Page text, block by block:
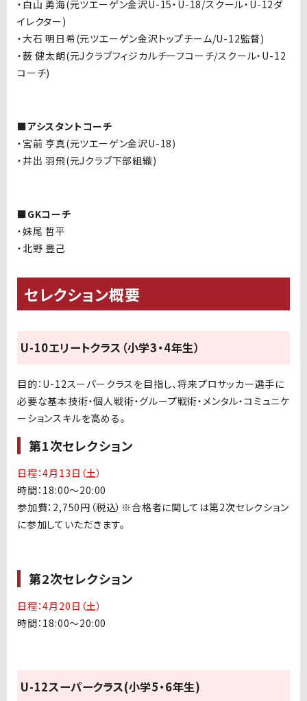
・白山 勇海(元ツエーゲン金沢U-15・ U-18/スクール・ U-12ダ
イレクター)
・大石 明日希(元ツエーゲン金沢トップチーム/U-12監督)
・薮 健太朗(元Jクラブフィジカルチーフコーチ/スクール・ U-12
コーチ)
■アシスタントコーチ
・宮前 亨真(元ツエーゲン金沢U-18)
・井出 羽飛(元Jクラブ下部組織)
■GKコーチ
・妹尾 哲平
・北野 豊己
セレクション概要
U-10エリートクラス（小学3・4年生）
目的： U-12スーパークラスを目指し、将来プロサッカー選手に
必要な基本技術・個人戦術・グループ戦術・メンタル・コミュニケ
ーションスキルを高める。
第1次セレクション
日程：4月13日（土）
時間： 18:00～20:00
参加費： 2,750円（税込）※合格者に関しては第2次セレクション
に参加していただきます。
第2次セレクション
日程：4月20日（土）
時間： 18:00～20:00
U-12スーパークラス(小学5・6年生)